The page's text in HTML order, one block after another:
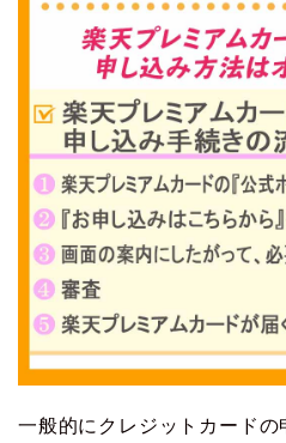
一般的にクレジットカードの